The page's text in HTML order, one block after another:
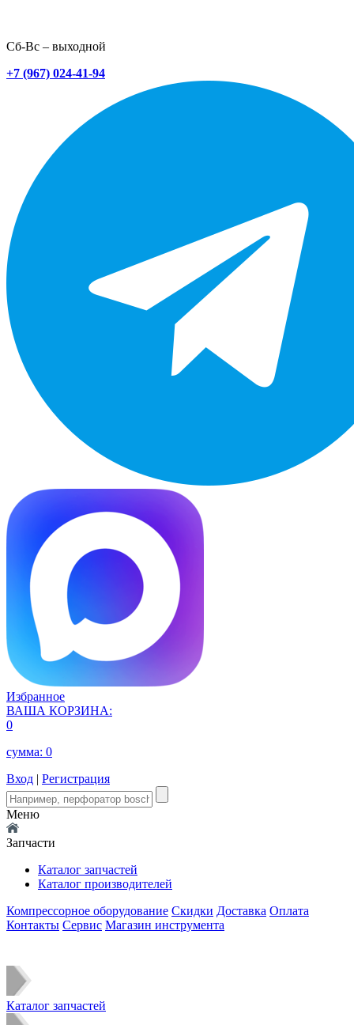
Сб-Вс – выходной
+7 (967) 024-41-94
Избранное
ВАША КОРЗИНА:
0
сумма: 0
Вход | Регистрация
Меню
Запчасти
Каталог запчастей
Каталог производителей
Компрессорное оборудование Скидки Доставка Оплата
Контакты Сервис Магазин инструмента
Каталог запчастей